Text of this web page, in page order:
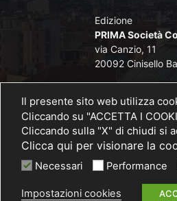
Edizione
PRIMA Società
via Canzio, 11
20092 Cinisello
Angelo De
Stampa presso
26/11/2012
Il presente sito web utilizza
Cliccando su "ACCETTA I
Cliccando sulla "X" di chiudi si
Clicca qui per visionare la
Necessari Performance
Impostazioni cookies